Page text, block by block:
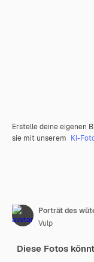
Erstelle deine eigenen
sie mit unserem KI-
Vulp
Diese Fotos